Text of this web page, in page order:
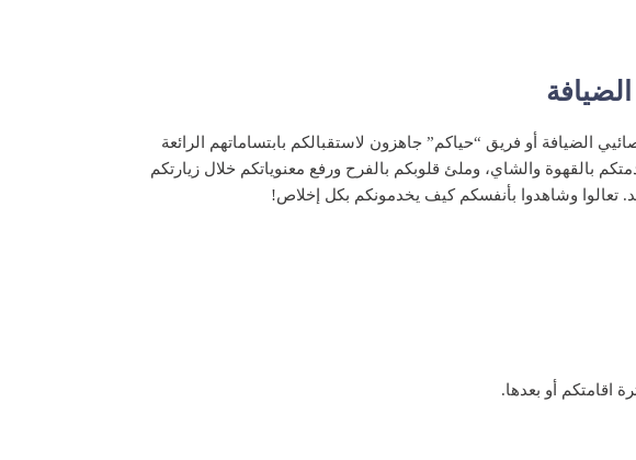
الضيافة أو فريق “حياكم” جاهزون لاستقبالكم بابتساماتهم الرائعة
بالقهوة والشاي، وملئ قلوبكم بالفرح ورفع معنوياتكم خلال زيارتكم
تعالوا وشاهدوا بأنفسكم كيف يخدمونكم بكل إخلاص!
اقامتكم أو بعدها.